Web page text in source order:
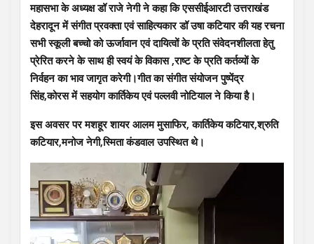
महासभा के अध्यक्ष डॉ राजे नेगी ने कहा कि एससीईआरटी उत्तराखंड
देहरादून में संगीत प्रवक्ता एवं साहित्यकार डॉ उषा कटियार की यह रचना
सभी स्कूली बच्चो को ऊर्जावान एवं दायित्वों के प्रति संवेदनशीलता हेतु
प्रेरित करने के साथ ही स्वयं के विकास ,राष्ट के प्रति कर्तव्यों के
निर्वहन का भाव जागृत करेगी।गीत का संगीत संयोजन पुष्पेंद्र
सिंह,कोरस में सहयोग कार्तिकेय एवं पल्लवी नोटियाल ने किया है।
इस अवसर पर मशहूर शायर आलम मुसाफिर, कार्तिकेय कटियार,श्रुति
कटियार,मनोज नेगी,स्मिता कंडवाल उपस्थित थे।
Player